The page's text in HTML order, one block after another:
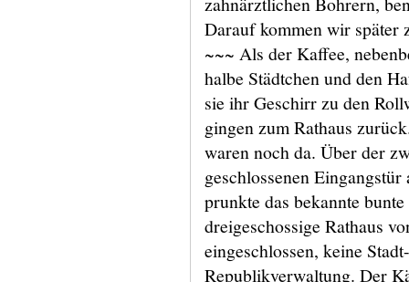
Darauf kommen wir später
~~~ Als der Kaffee,
halbe Städtchen und den
sie ihr Geschirr zu den
gingen zum Rathaus
waren noch da. Über der
geschlossenen
prunkte das bekannte
dreigeschossige Rathaus
eingeschlossen, keine
Republikverwaltung. Der